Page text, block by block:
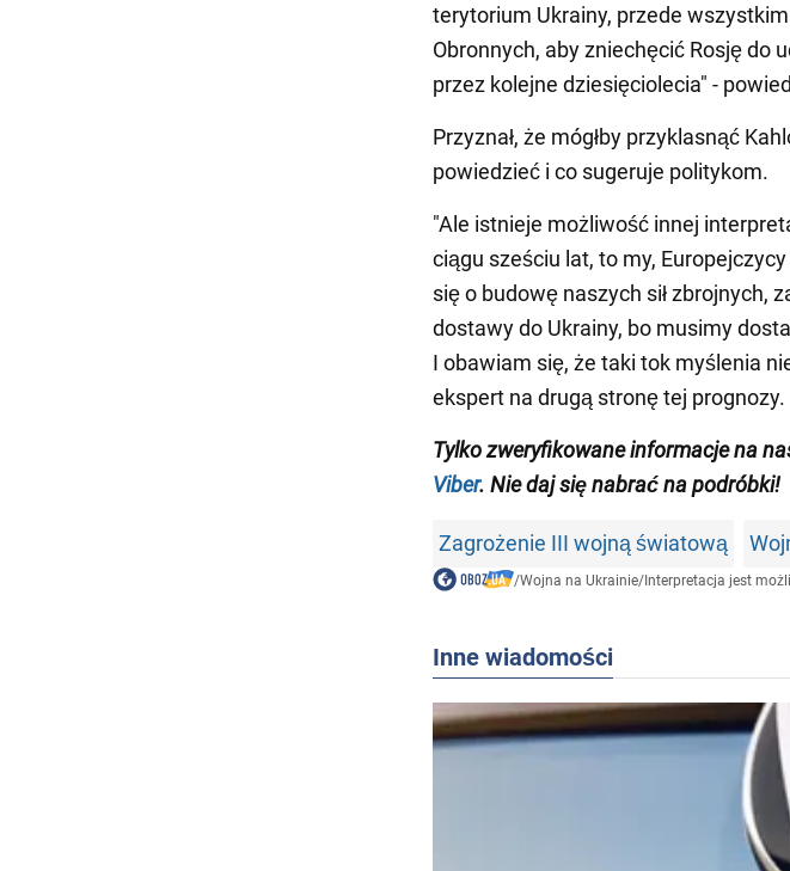
terytorium Ukrainy, przede
Obronnych, aby zniechęcić Rosję do
przez kolejne dziesięciolecia" -
Przyznał, że mógłby przyklasnąć
powiedzieć i co sugeruje politykom.
"Ale istnieje możliwość innej
ciągu sześciu lat, to my,
się o budowę naszych sił zbrojnych,
dostawy do Ukrainy, bo musimy
I obawiam się, że taki tok myślenia
ekspert na drugą stronę tej prognozy.
Tylko zweryfikowane informacje na
Viber. Nie daj się nabrać na podróbki!
Zagrożenie III wojną światową
/Wojna na Ukrainie/Interpretacja jest
Inne wiadomości